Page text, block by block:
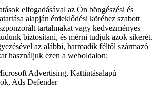
elfogadásával az Ön böngészési és
alapján érdeklődési köréhez szabott
tartalmakat vagy kedvezményes
biztosítani, és mérni tudjuk azok sikerét.
az alábbi, harmadik féltől származó
használjuk ezen a weboldalon:
Advertising, Kattintásalapú
Ads Defender